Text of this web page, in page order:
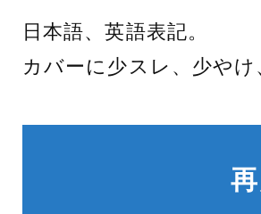
日本語、英語表記。
カバーに少スレ、少や